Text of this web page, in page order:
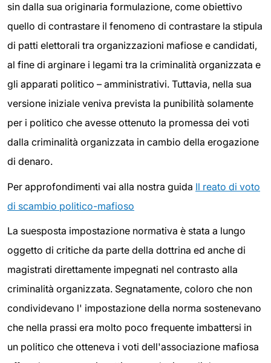
sin dalla sua originaria formulazione, come obiettivo
quello di contrastare il fenomeno di contrastare la stipula
di patti elettorali tra organizzazioni mafiose e candidati,
al fine di arginare i legami tra la criminalità organizzata e
gli apparati politico – amministrativi. Tuttavia, nella sua
versione iniziale veniva prevista la punibilità solamente
per i politico che avesse ottenuto la promessa dei voti
dalla criminalità organizzata in cambio della erogazione
di denaro.
Per approfondimenti vai alla nostra guida Il reato di voto
di scambio politico-mafioso
La suesposta impostazione normativa è stata a lungo
oggetto di critiche da parte della dottrina ed anche di
magistrati direttamente impegnati nel contrasto alla
criminalità organizzata. Segnatamente, coloro che non
condividevano l' impostazione della norma sostenevano
che nella prassi era molto poco frequente imbattersi in
un politico che otteneva i voti dell'associazione mafiosa